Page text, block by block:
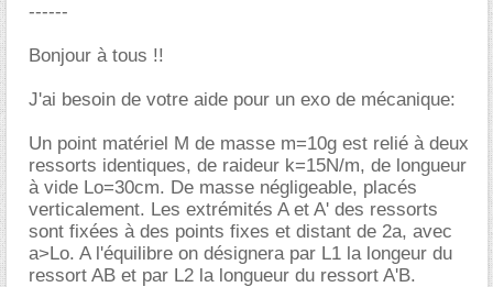
------
Bonjour à tous !!
J'ai besoin de votre aide pour un exo de mécanique:
Un point matériel M de masse m=10g est relié à deux
ressorts identiques, de raideur k=15N/m, de longueur
à vide Lo=30cm. De masse négligeable, placés
verticalement. Les extrémités A et A' des ressorts
sont fixées à des points fixes et distant de 2a, avec
a>Lo. A l'équilibre on désignera par L1 la longeur du
ressort AB et par L2 la longueur du ressort A'B.